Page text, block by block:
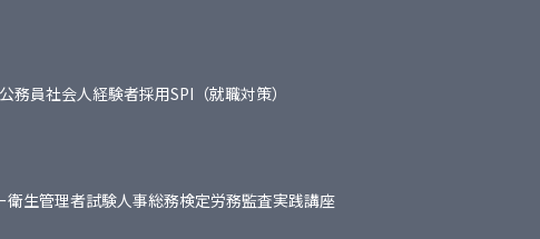
務員社会人経験者採用SPI（就職対策）
衛生管理者試験人事総務検定労務監査実践講座